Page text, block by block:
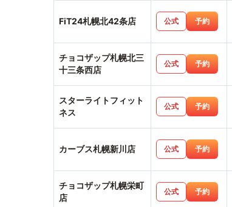
FiT24札幌北42条店 公式 予約
チョコザップ札幌北三
十三条西店
公式 予約
スターライトフィット
ネス
公式 予約
カーブス札幌新川店 公式 予約
チョコザップ札幌栄町
店
公式 予約